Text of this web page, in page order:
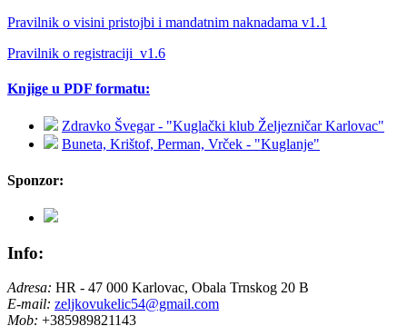
Pravilnik o visini pristojbi i mandatnim naknadama v1.1
Pravilnik o registraciji_v1.6
Knjige u PDF formatu:
Zdravko Švegar - "Kuglački klub Željezničar Karlovac"
Buneta, Krištof, Perman, Vrček - "Kuglanje"
Sponzor:
Info:
Adresa: HR - 47 000 Karlovac, Obala Trnskog 20 B
E-mail: zeljkovukelic54@gmail.com
Mob: +385989821143